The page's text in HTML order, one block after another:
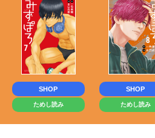
SHOP
ためし読み
SHOP
ためし読み